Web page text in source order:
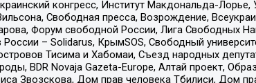
конгресс, Институт Макдональда-
Свободная пресса, Возрождение,
Форум свободной России, Лига Свободных
– Solidarus, КрымSOS, Свободный
Тисима и Хабомаи, Съезд народных
BDR Novaja Gazeta-Europe, Алтай проект,
Звозскова, Дом прав человека Тбилиси, Дом